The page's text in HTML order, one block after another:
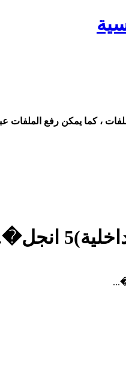
، كما يمكن رفع الملفات
تحميل